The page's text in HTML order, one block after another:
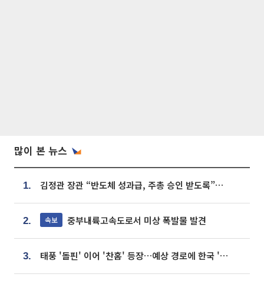
많이 본 뉴스
1. 김정관 장관 “반도체 성과급, 주총 승인 받도록”…상법·자본시장법 개정 시사
2. 속보 중부내륙고속도로서 미상 폭발물 발견
3. 태풍 '돌핀' 이어 '찬홈' 등장…예상 경로에 한국 '한숨'